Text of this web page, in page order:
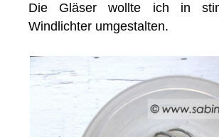
Die Gläser wollte ich in
Windlichter umgestalten.